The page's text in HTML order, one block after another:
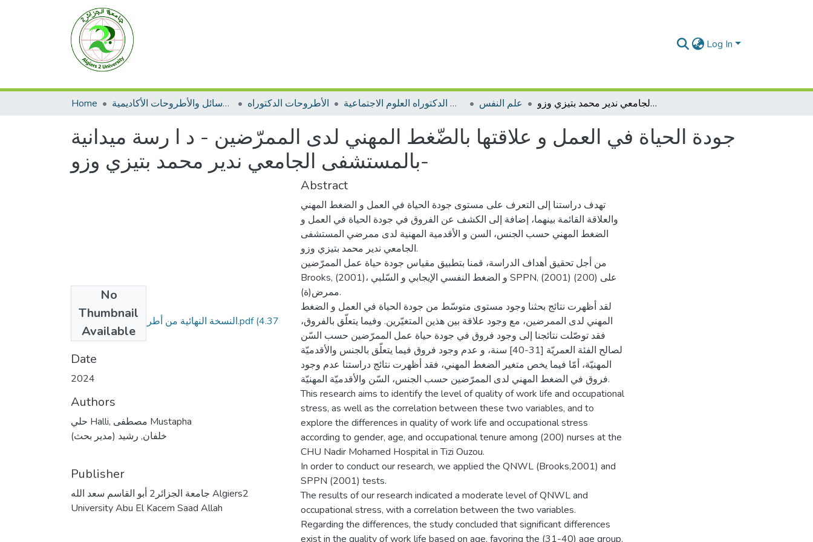
Log In
Home الرسائل والأطروحات الأكاديمية الأطروحات الدكتوراه الأطروحات الدكتوراه العلوم الاجتماعية علم النفس جودة الحياة في العمل و علاقتها بالضّغط المهني لدى الممرّضين - د ا رسة ميدانية بالمستشفى الجامعي ندير محمد بتيزي وزو-
جودة الحياة في العمل و علاقتها بالضّغط المهني لدى الممرّضين - د ا رسة ميدانية
بالمستشفى الجامعي ندير محمد بتيزي وزو-
No
Thumbnail
Available
النسخة النهائية من أطروحة الدكتوراه علوم.pdf(4.37
MB)
Date
2024
Authors
حلي Halli, مصطفى Mustapha
خلفان, رشيد (مدير بحث)
Publisher
جامعة الجزائر2 أبو القاسم سعد الله Algiers2
University Abu El Kacem Saad Allah
Abstract
تهدف دراستنا إلى التعرف على مستوى جودة الحياة في العمل و الضغط المهني
والعلاقة القائمة بينهما، إضافة إلى الكشف عن الفروق في جودة الحياة في العمل و
الضغط المهني حسب الجنس، السن و الأقدمية المهنية لدى ممرضي المستشفى
الجامعي ندير محمد بتيزي وزو.
من أجل تحقيق أهداف الدراسة، قمنا بتطبيق مقياس جودة حياة عمل الممرّضين
Brooks, (2001)، و الضغط النفسي الإيجابي و السّلبي SPPN, (2001) على (200)
ممرض(ة).
لقد أظهرت نتائج بحثنا وجود مستوى متوسّط من جودة الحياة في العمل و الضغط
المهني لدى الممرضين، مع وجود علاقة بين هذين المتغيّرين. وفيما يتعلّق بالفروق،
فقد توصّلت نتائجنا إلى وجود فروق في جودة حياة عمل الممرّضين حسب السّن
لصالح الفئة العمريّة [31-40] سنة، و عدم وجود فروق فيما يتعلّق بالجنس والأقدميّة
المهنيّة، أمّا فيما يخص متغير الضغط المهني، فقد أظهرت نتائج دراستنا عدم وجود
فروق في الضغط المهني لدى الممرّضين حسب الجنس، السّن والأقدميّة المهنيّة.
This research aims to identify the level of quality of work life and occupational
stress, as well as the correlation between these two variables, and to
explore the differences in quality of work life and occupational stress
according to gender, age, and occupational tenure among (200) nurses at the
CHU Nadir Mohamed Hospital in Tizi Ouzou.
In order to conduct our research, we applied the QNWL (Brooks,2001) and
SPPN (2001) tests.
The results of our research indicated a moderate level of QNWL and
occupational stress, with a correlation between the two variables.
Regarding the differences, the study concluded that significant differences
exist in the quality of work life based on age, favoring the (31-40) age group.